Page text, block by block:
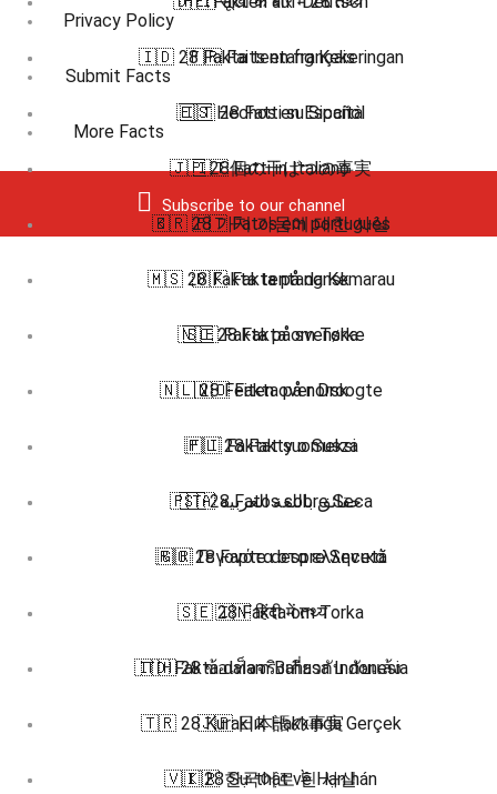
Privacy Policy
Submit Facts
More Facts
Subscribe to our channel
🇮🇩 28 Fakta tentang Kekeringan
🇮🇹 28 Fatti su Siccità
🇯🇵 28個の干ばつの事実
🇰🇷 28 가지 가뭄에 대한 사실
🇲🇸 28 Fakta tentang Kemarau
🇳🇴 28 Fakta om Tørke
🇳🇱 28 Feiten over Droogte
🇵🇱 28 Fakty o Susza
🇵🇹 28 Fatos sobre Seca
🇷🇴 28 Fapte despre Secetă
🇸🇪 28 Fakta om Torka
🇹🇭 28 ข้อเท็จจริงเกี่ยวกับ ภัยแล้ง
🇹🇷 28 Kuraklık Hakkında Gerçek
🇻🇮 28 Sự thật về Hạn hán
🇫🇷 Faits en français
🇪🇸 Hechos en Español
🇮🇹 Fatti in Italiano
🇧🇷 🇵🇹 Fatos em português
🇩🇰 Fakta på dansk
🇸🇪 Fakta på svenska
🇳🇴 Fakta på norsk
🇫🇮 Faktat suomeksi
🇸🇦 حقائق باللغة العربية
🇬🇷 Γεγονότα στα ελληνικά
🇮🇳 हिंदी में तथ्य
🇮🇩 Fakta dalam Bahasa Indonesia
🇯🇵 日本語の事実
🇰🇷 한국어로 된 사실